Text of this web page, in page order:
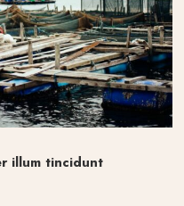
illum tincidunt